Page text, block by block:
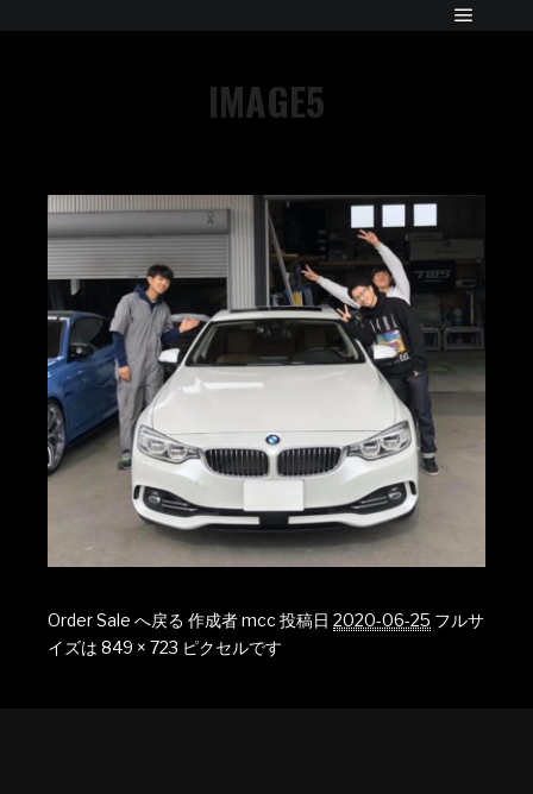
IMAGE5
Order Sale へ戻る 作成者mcc投稿日 2020-06-25 フルサ
イズは 849 × 723 ピクセルです